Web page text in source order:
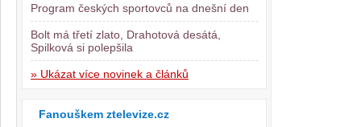
Program českých sportovců na dnešní den
Bolt má třetí zlato, Drahotová desátá,
Spilková si polepšila
» Ukázat více novinek a článků
Fanouškem ztelevize.cz